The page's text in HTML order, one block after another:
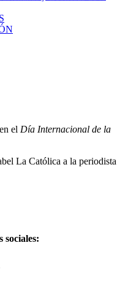
el Día Internacional de la
La Católica a la periodista
sociales: